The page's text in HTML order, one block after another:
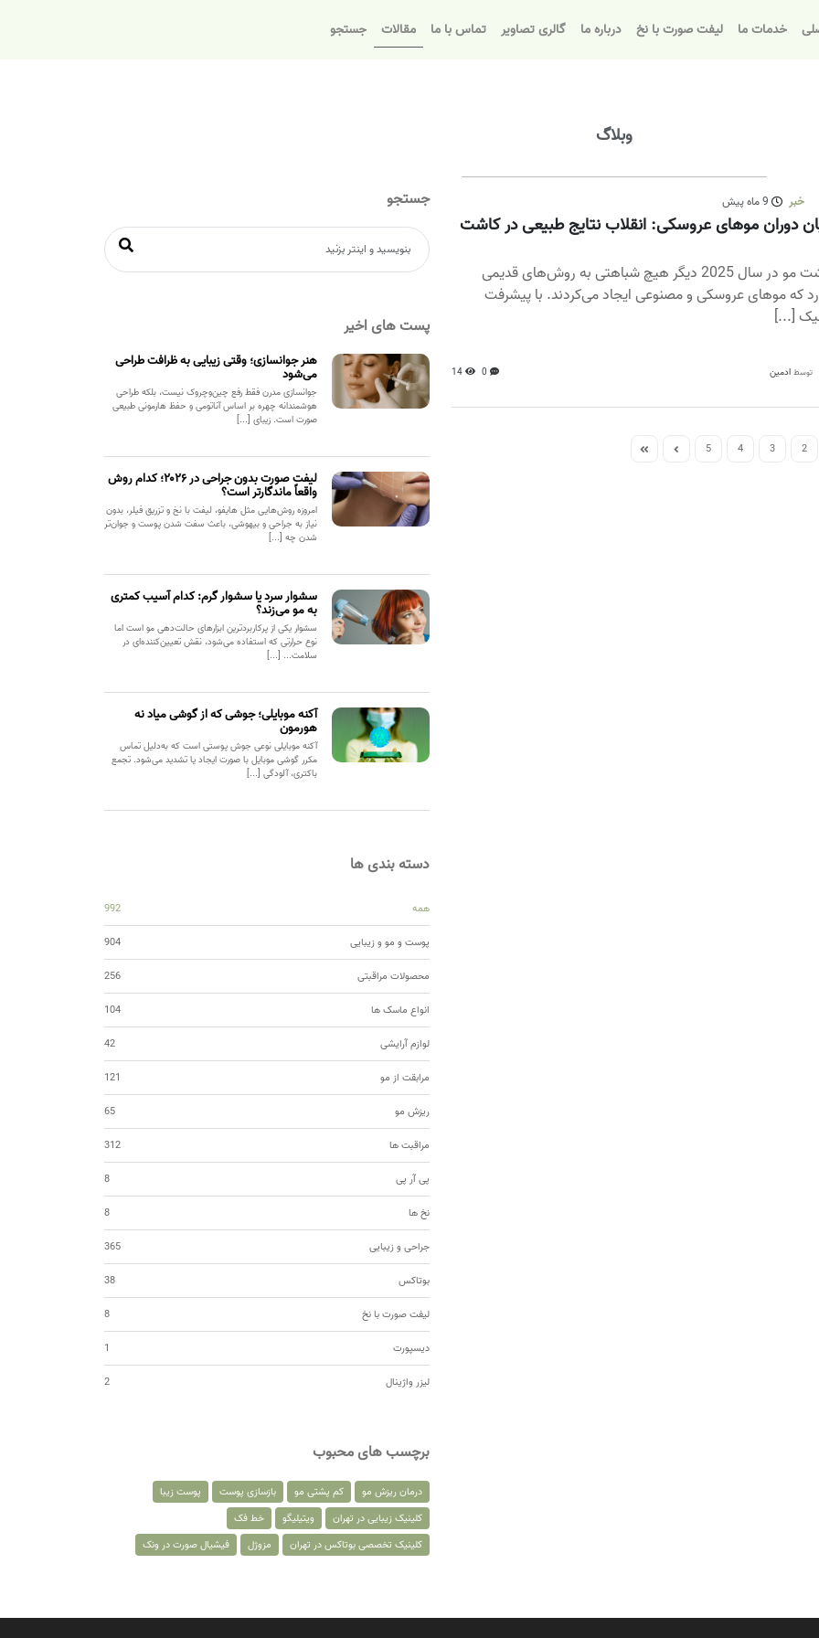
خدمات ما لیفت صورت با نخ درباره ما گالری تصاویر تماس با ما مقالات جستجو
وبلاگ
خبر 9 ماه پیش
دوران موهای عروسکی: انقلاب نتایج طبیعی در کاشت
کاشت مو در سال 2025 دیگر هیچ شباهتی به روش‌های قدیمی
که موهای عروسکی و مصنوعی ایجاد می‌کردند. با پیشرفت
[...]
توسطادمین 0
14
2
3
4
5
جستجو
پست های اخیر
هنر جوانسازی؛ وقتی زیبایی به ظرافت طراحی
می‌شود
جوانسازی مدرن فقط رفع چین‌وچروک نیست، بلکه طراحی
هوشمندانه چهره بر اساس آناتومی و حفظ هارمونی طبیعی
صورت است. زیبای [...]
لیفت صورت بدون جراحی در ۲۰۲۶؛ کدام روش
واقعاً ماندگارتر است؟
امروزه روش‌هایی مثل هایفو، لیفت با نخ و تزریق فیلر، بدون
نیاز به جراحی و بیهوشی، باعث سفت شدن پوست و جوان‌تر
شدن چه [...]
سشوار سرد یا سشوار گرم: کدام آسیب کمتری
به مو می‌زند؟
سشوار یکی از پرکاربردترین ابزارهای حالت‌دهی مو است اما
نوع حرارتی که استفاده می‌شود، نقش تعیین‌کننده‌ای در
سلامت... [...]
آکنه موبایلی؛ جوشی که از گوشی میاد نه
هورمون
آکنه موبایلی نوعی جوش پوستی است که به‌دلیل تماس
مکرر گوشی موبایل با صورت ایجاد یا تشدید می‌شود. تجمع
باکتری، آلودگی [...]
دسته بندی ها
همه 992
پوست و مو و زیبایی 904
محصولات مراقبتی 256
انواع ماسک ها 104
لوازم آرایشی 42
مرابقت از مو 121
ریزش مو 65
مراقبت ها 312
پی آر پی 8
نخ ها 8
جراحی و زیبایی 365
بوتاکس 38
لیفت صورت با نخ 8
دیسپورت 1
لیزر واژینال 2
برچسب های محبوب
درمان ریزش مو کم پشتی مو بازسازی پوست
پوست زیبا
کلینیک زیبایی در تهران
ویتیلیگو
خط فک
کلینیک تخصصی بوتاکس در تهران
مزوژل فیشیال صورت در ونک